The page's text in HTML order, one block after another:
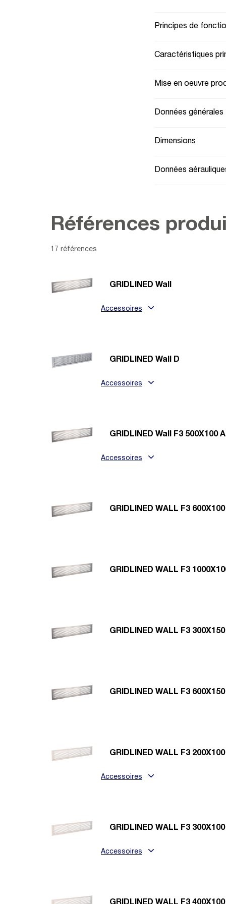
Principes de
Caractéristiques
Mise en oeuvre
Données générales
Dimensions
Données
Références
17 références
GRIDLINED Wall
Accessoires
GRIDLINED Wall D
Accessoires
GRIDLINED Wall F3 500X100
Accessoires
GRIDLINED WALL F3
GRIDLINED WALL F3
GRIDLINED WALL F3
GRIDLINED WALL F3
GRIDLINED WALL F3
Accessoires
GRIDLINED WALL F3
Accessoires